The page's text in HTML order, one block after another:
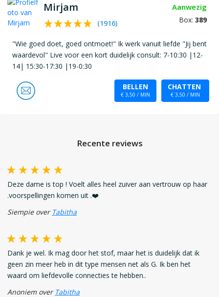
Mirjam
(1916)
Aanwezig
Box: 389
"Wie goed doet, goed ontmoet!" Ik werk vanuit liefde "Jij bent
waardevol" Live voor een kort duidelijk consult: 7-10:30 |12-
14| 15:30-17:30 |19-0:30
BELLEN
€ 3,50 / MIN
CHATTEN
€ 3,50 / MIN
Recente reviews
Deze dame is top ! Voelt alles heel zuiver aan vertrouw op haar
.voorspellingen komen uit .❤️
Siempie over Tabitha
Dank je wel. Ik mag door het stof, maar het is duidelijk dat ik
geen zin meer heb in dit type mensen net als G. Ik ben het
waard om liefdevolle connecties te hebben..
Anoniem over Tabitha